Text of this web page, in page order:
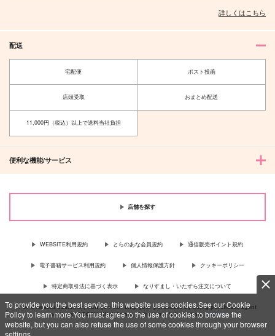
To provide you the best service, this website uses cookies.See our Cookie
Policy to learn more.You must agree to the use of cookies to browse the
website, but you can also refuse the use of some cookies through your browser
settings.
詳しくはこちら
配送
宅配便 ポスト投函
店頭受取 おまとめ配送
11,000円（税込）以上で送料当社負担
便利な機能/サービス
店舗を探す
WEBSITE利用規約 とらのあな会員規約 通信販売ポイント規約
電子書籍サービス利用規約 個人情報保護方針 クッキーポリシー
特定商取引法に基づく表示 なりすまし・いたずら注文について
For Overseas customer, now you can ship your purchases by using purchases agent
services “AOCS”! Click {more…} for more information …more